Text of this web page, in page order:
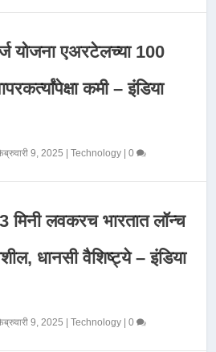
योजना एअरटेलच्या 100
कमी – इंडिया
9, 2025 |Technology |0
मिनी लवकरच भारतात लॉन्च
धानसी वैशिष्ट्ये – इंडिया
9, 2025 |Technology |0